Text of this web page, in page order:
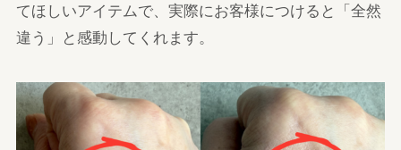
てほしいアイテムで、実際にお客様につけると「全然
違う」と感動してくれます。